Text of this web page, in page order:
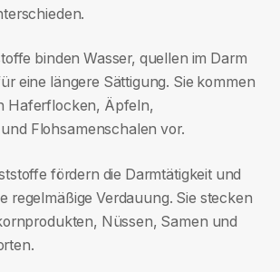
binden Wasser, quellen im Darm
eine längere Sättigung. Sie kommen
Haferflocken, Äpfeln,
Flohsamenschalen vor.
fördern die Darmtätigkeit und
regelmäßige Verdauung. Sie stecken
Nüssen, Samen und